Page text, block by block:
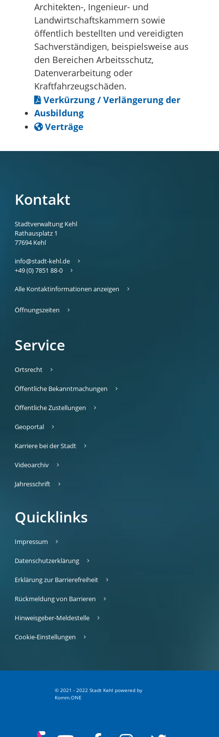
Architekten-, Ingenieur- und
Landwirtschaftskammern sowie
öffentlich bestellten und vereidigten
Sachverständigen, beispielsweise aus
den Bereichen Arbeitsschutz,
Datenverarbeitung oder
Kraftfahrzeugschäden.
Verkürzung / Verlängerung der
Ausbildung
Verträge
Kontakt
Stadtverwaltung Kehl
Rathausplatz 1
77694 Kehl
info@stadt-kehl.de
+49 (0) 7851 88-0
Alle Kontaktinformationen anzeigen
Öffnungszeiten
Service
Ortsrecht
Öffentliche Bekanntmachungen
Öffentliche Zustellungen
Geoportal
Karriere bei der Stadt
Videoarchiv
Jahresschrift
Quicklinks
Impressum
Datenschutzerklärung
Erklärung zur Barrierefreiheit
Rückmeldung von Barrieren
Hinweisgeber-Meldestelle
Cookie-Einstellungen
© 2021 - 2022 Stadt Kehl powered by
Komm.ONE